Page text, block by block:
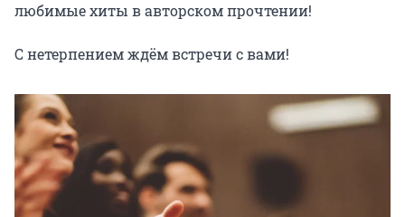
любимые хиты в авторском прочтении!
С нетерпением ждём встречи с вами!